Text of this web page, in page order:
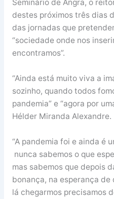
Seminário de Angra, o
destes próximos três dias
das jornadas que
“sociedade onde nos
encontramos”.
“Ainda está muito viva a
sozinho, quando todos
pandemia” e “agora por
Hélder Miranda Alexandre.
“A pandemia foi e ainda é
nunca sabemos o que
mas sabemos que depois
bonança, na esperança de
lá chegarmos precisamos